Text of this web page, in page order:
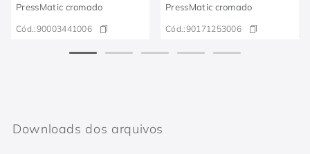
PressMatic cromado
Cód.:90003441006
PressMatic cromado
Cód.:90171253006
Downloads dos arquivos